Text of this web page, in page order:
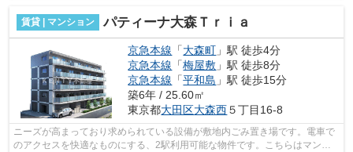
賃貸 | マンション パティーナ大森Ｔｒｉａ
京急本線 「大森町 」駅 徒歩4分
京急本線 「梅屋敷 」駅 徒歩8分
京急本線 「平和島 」駅 徒歩15分
築6年 / 25.60㎡
東京都大田区大森西５丁目16-8
ニーズが高まっており求められている設備が敷地内ごみ置き場です。電車で
のアクセスを快適なものにする、2駅利用可能な物件です。こちらはマンシ